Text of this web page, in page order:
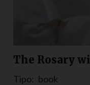
The Rosary
Tipo: book